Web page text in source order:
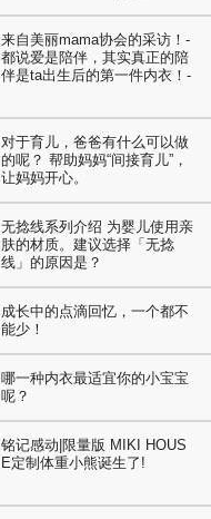
来自美丽mama协会的采访！-
都说爱是陪伴，其实真正的陪
伴是ta出生后的第一件内衣！-
对于育儿，爸爸有什么可以做
的呢？ 帮助妈妈“间接育儿”，
让妈妈开心。
无捻线系列介绍 为婴儿使用亲
肤的材质。建议选择「无捻
线」的原因是？
成长中的点滴回忆，一个都不
能少！
哪一种内衣最适宜你的小宝宝
呢？
铭记感动|限量版 MIKI HOUS
E定制体重小熊诞生了!